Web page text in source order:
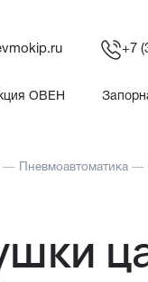
+7
ОВЕН
— Пневмоавтоматика —